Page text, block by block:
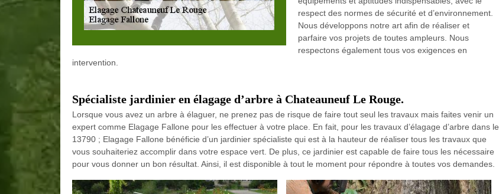
respect des normes de sécurité et d’environnement.
Nous développons notre art afin de réaliser et
parfaire vos projets de toutes ampleurs. Nous
respectons également tous vos exigences en
intervention.
Spécialiste jardinier en élagage d’arbre à Chateauneuf Le Rouge.
Lorsque vous avez un arbre à élaguer, ne prenez pas de risque de faire tout seul les travaux mais faites venir un
expert comme Elagage Fallone pour les effectuer à votre place. En fait, pour les travaux d’élagage d’arbre dans le
13790 ; Elagage Fallone bénéficie d’un jardinier spécialiste qui est à la hauteur de réaliser tous les travaux que
vous souhaiteriez accomplir dans votre espace vert. De plus, ce jardinier est capable de faire tous les nécessaire
pour vous donner un bon résultat. Ainsi, il est disponible à tout le moment pour répondre à toutes vos demandes.